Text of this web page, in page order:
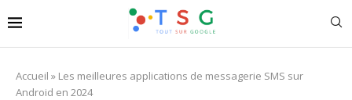
Accueil » Les meilleures applications de messagerie SMS sur
Android en 2024